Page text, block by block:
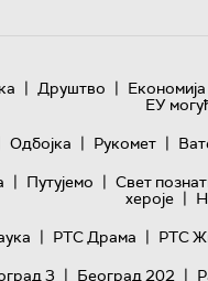
| Друштво | Економија
ЕУ
Одбојка | Рукомет |
| Путујемо | Свет
хероје |
| РТС Драма | РТС
3 | Београд 202 |